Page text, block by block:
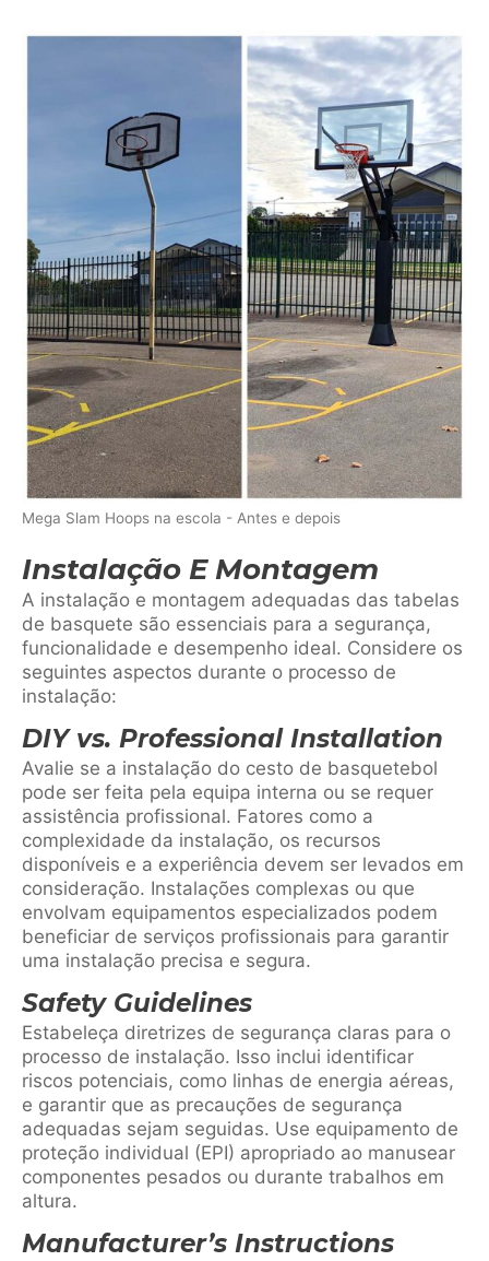
Mega Slam Hoops na escola - Antes e depois
Instalação E Montagem
A instalação e montagem adequadas das tabelas
de basquete são essenciais para a segurança,
funcionalidade e desempenho ideal. Considere os
seguintes aspectos durante o processo de
instalação:
DIY vs. Professional Installation
Avalie se a instalação do cesto de basquetebol
pode ser feita pela equipa interna ou se requer
assistência profissional. Fatores como a
complexidade da instalação, os recursos
disponíveis e a experiência devem ser levados em
consideração. Instalações complexas ou que
envolvam equipamentos especializados podem
beneficiar de serviços profissionais para garantir
uma instalação precisa e segura.
Safety Guidelines
Estabeleça diretrizes de segurança claras para o
processo de instalação. Isso inclui identificar
riscos potenciais, como linhas de energia aéreas,
e garantir que as precauções de segurança
adequadas sejam seguidas. Use equipamento de
proteção individual (EPI) apropriado ao manusear
componentes pesados ou durante trabalhos em
altura.
Manufacturer’s Instructions